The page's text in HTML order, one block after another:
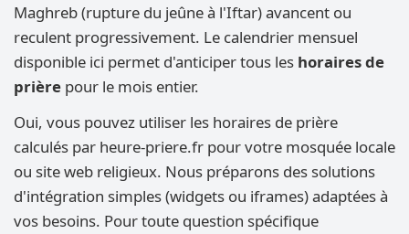
Maghreb (rupture du jeûne à l'Iftar) avancent ou
reculent progressivement. Le calendrier mensuel
disponible ici permet d'anticiper tous les horaires de
prière pour le mois entier.
Oui, vous pouvez utiliser les horaires de prière
calculés par heure-priere.fr pour votre mosquée locale
ou site web religieux. Nous préparons des solutions
d'intégration simples (widgets ou iframes) adaptées à
vos besoins. Pour toute question spécifique